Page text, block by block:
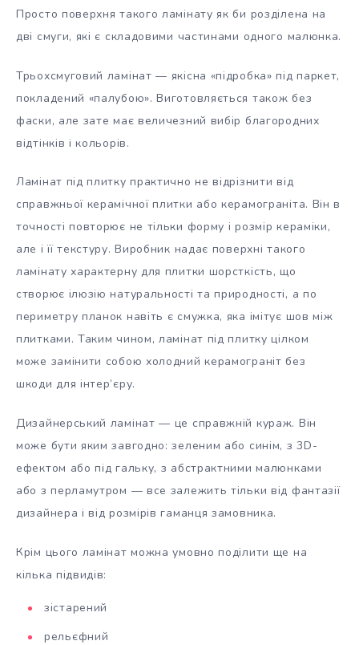
Просто поверхня такого ламінату як би розділена на
дві смуги, які є складовими частинами одного малюнка.
Трьохсмуговий ламінат — якісна «підробка» під паркет,
покладений «палубою». Виготовляється також без
фаски, але зате має величезний вибір благородних
відтінків і кольорів.
Ламінат під плитку практично не відрізнити від
справжньої керамічної плитки або керамограніта. Він в
точності повторює не тільки форму і розмір кераміки,
але і її текстуру. Виробник надає поверхні такого
ламінату характерну для плитки шорсткість, що
створює ілюзію натуральності та природності, а по
периметру планок навіть є смужка, яка імітує шов між
плитками. Таким чином, ламінат під плитку цілком
може замінити собою холодний керамограніт без
шкоди для інтер’єру.
Дизайнерський ламінат — це справжній кураж. Він
може бути яким завгодно: зеленим або синім, з 3D-
ефектом або під гальку, з абстрактними малюнками
або з перламутром — все залежить тільки від фантазії
дизайнера і від розмірів гаманця замовника.
Крім цього ламінат можна умовно поділити ще на
кілька підвидів:
зістарений
рельєфний